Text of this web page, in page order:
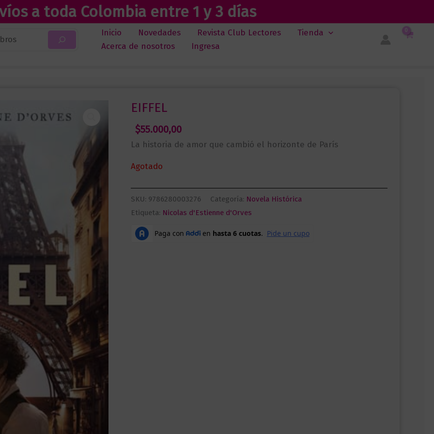
a toda Colombia entre 1 y 3 días
Inicio Novedades Revista Club Lectores
Tienda
Acerca de nosotros
Ingresa
EIFFEL
$55.000,00
La historia de amor que cambió el horizonte de París
Agotado
SKU: 9786280003276 Categoría: Novela Histórica
Etiqueta: Nicolas d'Estienne d'Orves